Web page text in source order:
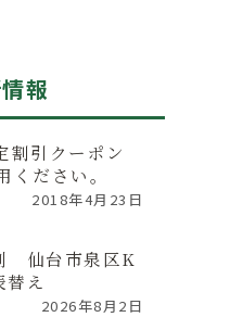
報
割引クーポン
ください。
2018年4月23日
仙台市泉区K
え
2026年8月2日